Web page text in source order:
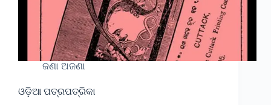
ଜଣା ଅଜଣା
ଓଡ଼ିଆ ପତ୍ରପତ୍ରିକା